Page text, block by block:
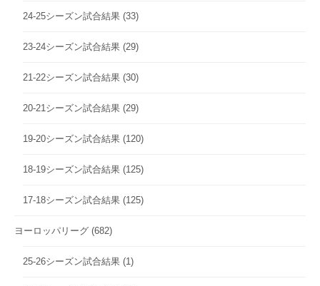
24-25シーズン試合結果 (33)
23-24シーズン試合結果 (29)
21-22シーズン試合結果 (30)
20-21シーズン試合結果 (29)
19-20シーズン試合結果 (120)
18-19シーズン試合結果 (125)
17-18シーズン試合結果 (125)
ヨーロッパリーグ (682)
25-26シーズン試合結果 (1)